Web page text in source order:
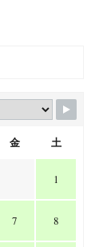
金 土
1
7 8